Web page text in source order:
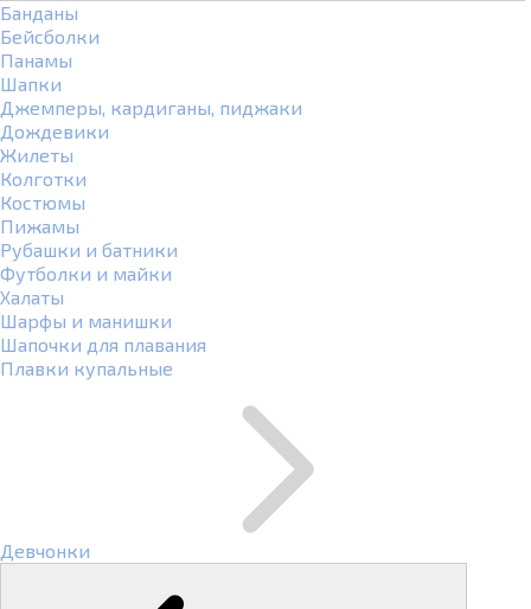
Банданы
Бейсболки
Панамы
Шапки
Джемперы, кардиганы, пиджаки
Дождевики
Жилеты
Колготки
Костюмы
Пижамы
Рубашки и батники
Футболки и майки
Халаты
Шарфы и манишки
Шапочки для плавания
Плавки купальные
Девчонки